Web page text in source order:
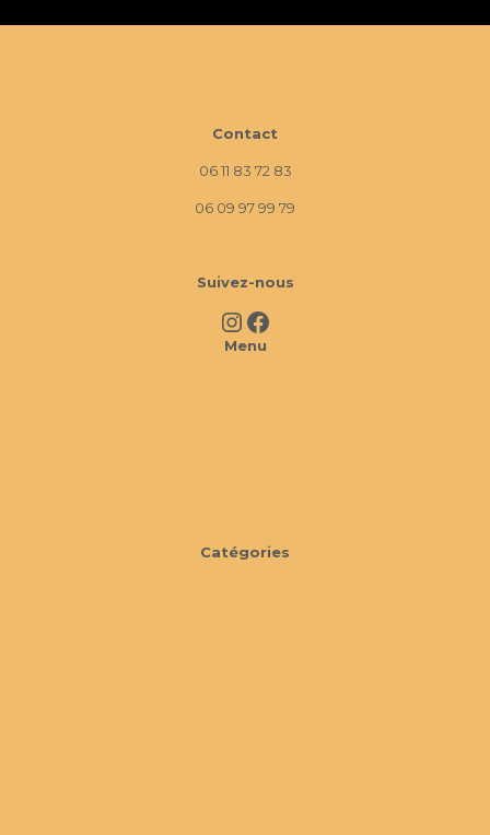
Contact
06 11 83 72 83
06 09 97 99 79
Suivez-nous
InstagramFacebook
Menu
Catégories